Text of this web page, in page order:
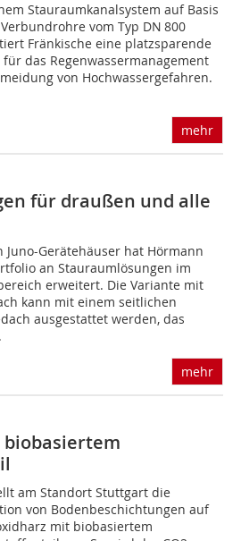
Stauraumkanalsystem auf Basis
vom Typ DN 800
Fränkische eine platzsparende
für das ­Regenwassermanagement
von Hochwassergefahren.
mehr
für draußen und alle
Juno-Gerätehäuser hat Hörmann
an Stauraumlösungen im
erweitert. Die Variante mit
kann mit einem seitlichen
ausgestattet werden, das
mehr
biobasiertem
am Standort Stuttgart die
von Bodenbeschichtungen auf
mit biobasiertem